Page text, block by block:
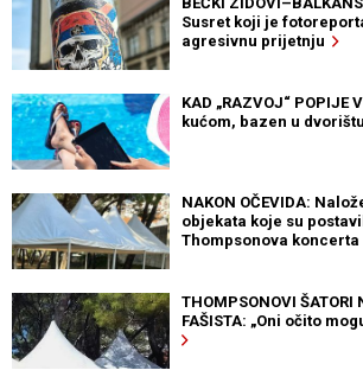
Susret koji je
agresivnu prijetnju
KAD „RAZVOJ“ POPIJE
kućom, bazen u
NAKON OČEVIDA:
objekata koje su
Thompsonova koncerta
THOMPSONOVI ŠATORI
FAŠISTA: „Oni očito